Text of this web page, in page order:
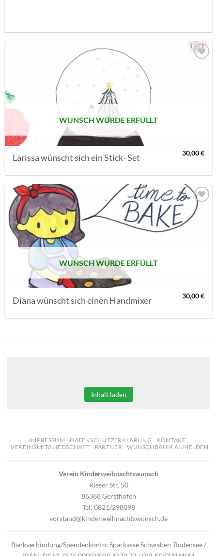
WUNSCH WURDE ERFÜLLT
Larissa wünscht sich ein Stick- Set 30,00€
AUF MEINE
MERKLISTE
SETZEN
WUNSCH WURDE ERFÜLLT
Diana wünscht sich einen Handmixer 30,00€
Inhalt laden
IMPRESSUM DATENSCHUTZERKLÄRUNG
KONTAKT
VEREINSMITGLIEDSCHAFT
PARTNER WUNSCHBAUM ANMELDEN
Verein Kinderweihnachtswunsch
Rieser Str. 50
86368 Gersthofen
Tel: 0821/298098
vorstand@kinderweihnachtswunsch.de
Bankverbindung/Spendenkonto: Sparkasse Schwaben-Bodensee /